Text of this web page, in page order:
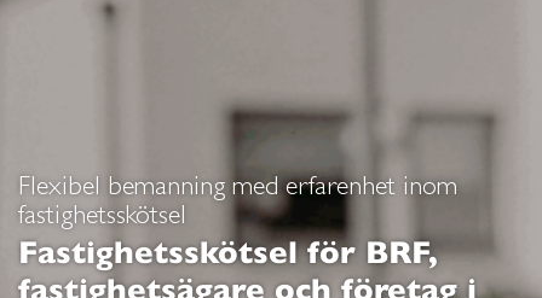
Flexibel bemanning med erfarenhet inom
fastighetsskötsel
Fastighetsskötsel för BRF,
fastighetsägare och företag i